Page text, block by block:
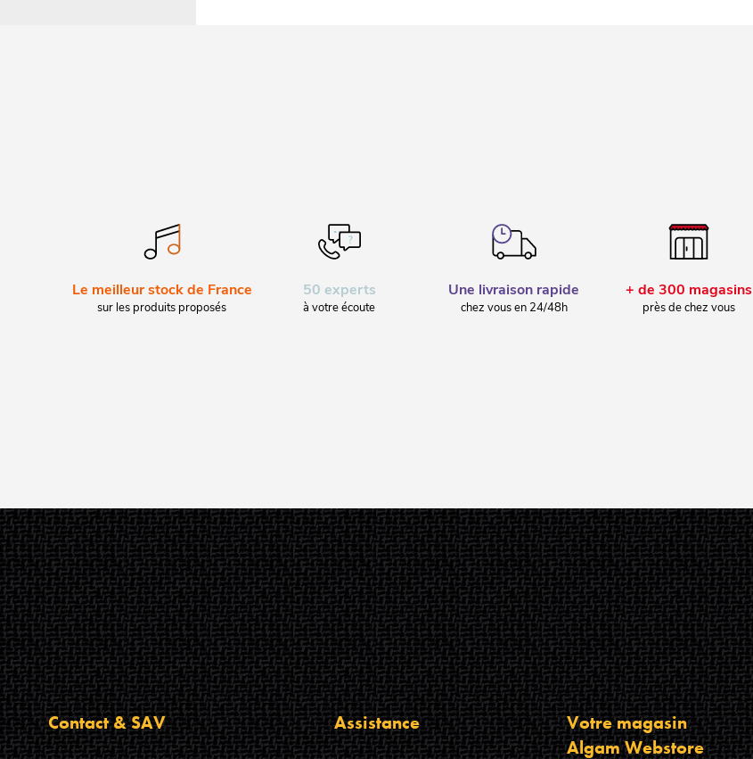
Le meilleur stock de France
sur les produits proposés
50 experts
à votre écoute
Une livraison rapide
chez vous en 24/48h
+ de 300 magasins
près de chez vous
Contact & SAV Assistance
Votre magasin
Algam Webstore